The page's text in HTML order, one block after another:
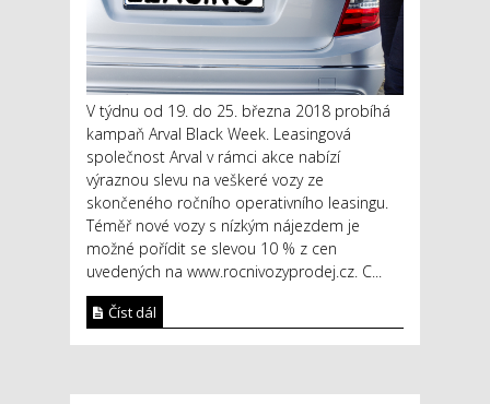
V týdnu od 19. do 25. března 2018 probíhá
kampaň Arval Black Week. Leasingová
společnost Arval v rámci akce nabízí
výraznou slevu na veškeré vozy ze
skončeného ročního operativního leasingu.
Téměř nové vozy s nízkým nájezdem je
možné pořídit se slevou 10 % z cen
uvedených na www.rocnivozyprodej.cz. C...
Číst dál